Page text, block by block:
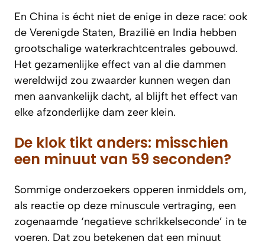
En China is écht niet de enige in deze race: ook
de Verenigde Staten, Brazilië en India hebben
grootschalige waterkrachtcentrales gebouwd.
Het gezamenlijke effect van al die dammen
wereldwijd zou zwaarder kunnen wegen dan
men aanvankelijk dacht, al blijft het effect van
elke afzonderlijke dam zeer klein.
De klok tikt anders: misschien
een minuut van 59 seconden?
Sommige onderzoekers opperen inmiddels om,
als reactie op deze minuscule vertraging, een
zogenaamde ‘negatieve schrikkelseconde’ in te
voeren. Dat zou betekenen dat een minuut